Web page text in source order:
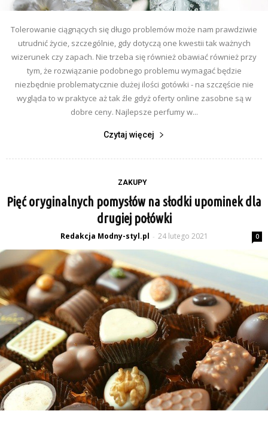
Tolerowanie ciągnących się długo problemów może nam prawdziwie
utrudnić życie, szczególnie, gdy dotyczą one kwestii tak ważnych
wizerunek czy zapach. Nie trzeba się również obawiać również przy
tym, że rozwiązanie podobnego problemu wymagać będzie
niezbędnie problematycznie dużej ilości gotówki - na szczęście nie
wygląda to w praktyce aż tak źle gdyż oferty online zasobne są w
dobre ceny. Najlepsze perfumy w...
Czytaj więcej
ZAKUPY
Pięć oryginalnych pomysłów na słodki upominek dla
drugiej połówki
Redakcja Modny-styl.pl - 24 lutego 2021 0